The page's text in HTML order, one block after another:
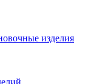
изделия